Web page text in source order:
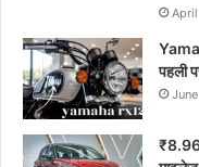
पहली
₹8.96